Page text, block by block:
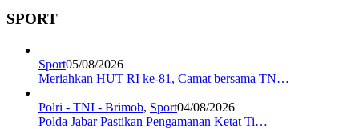
SPORT
Sport05/08/2026
Meriahkan HUT RI ke-81, Camat bersama TN…
Polri - TNI - Brimob, Sport04/08/2026
Polda Jabar Pastikan Pengamanan Ketat Ti…